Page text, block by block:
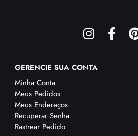
GERENCIE SUA CONTA
Minha Conta
Meus Pedidos
Meus Endereços
Recuperar Senha
Rastrear Pedido